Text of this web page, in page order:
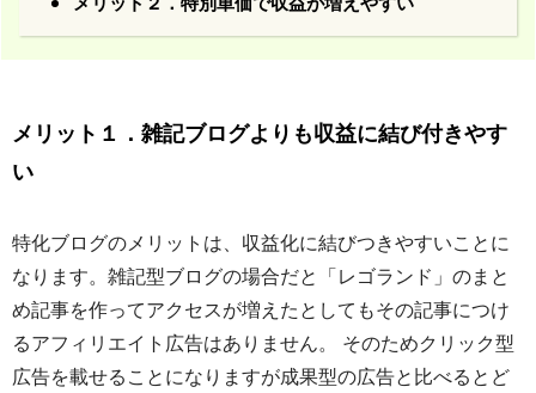
メリット１．雑記ブログよりも収益に結び付きやす
い
特化ブログのメリットは、収益化に結びつきやすいことに
なります。雑記型ブログの場合だと「レゴランド」のまと
め記事を作ってアクセスが増えたとしてもその記事につけ
るアフィリエイト広告はありません。 そのためクリック型
広告を載せることになりますが成果型の広告と比べるとど